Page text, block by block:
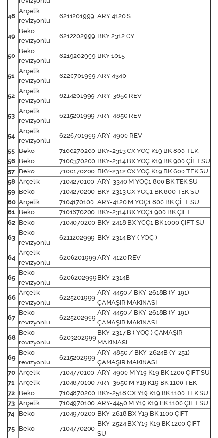
48
Arçelik
revizyonlu
6211201999 ARY 4120 S
49
Beko
revizyonlu
6212202999 BKY 2312 CY
50
Beko
revizyonlu
6219202999 BKY 1015
51
Arçelik
revizyonlu
6220701999 ARY 4340
52
Arçelik
revizyonlu
6214201999 ARY-3650 REV
53
Arçelik
revizyonlu
6215201999 ARY-4850 REV
54
Arçelik
revizyonlu
6226701999 ARY-4900 REV
55 Beko 7100270200 BKY-2313 CX YOÇ K19 BK 800 TEK
56 Beko 7100370200 BKY-2314 BX YOÇ K19 BK 900 ÇİFT SU
57
Beko 7100170200 BKY-2312 CX YOÇ K19 BK 600 TEK SU
58 Arçelik 7104270100 ARY-3340 M YOÇ1 800 BK TEK SU
59 Beko 7104270200 BKY-2313 CX YOÇ1 BK 800 TEK SU
60 Arçelik 7104170100 ARY-4120 M YOÇ1 800 BK ÇİFT SU
61
Beko 7101670200 BKY-2314 BX YOÇ1 900 BK ÇİFT
62 Beko 7104070200 BKY-2418 BX YOÇ1 BK 1000 ÇİFT SU
63
Beko
revizyonlu
6211202999 BKY-2314 BY ( YOÇ )
64
Arçelik
revizyonlu
6206201999 ARY-4120 REV
65
Beko
revizyonlu
6206202999 BKY-2314B
66
Arçelik
revizyonlu
6225201999
ARY-4450 / BKY-2618B (Y-191)
ÇAMAŞIR MAKİNASI
67
Beko
revizyonlu
6225202999
ARY-4450 / BKY-2618B (Y-191)
ÇAMAŞIR MAKİNASI
68
Beko
revizyonlu
6203202999
BKY-2317 B ( YOÇ ) ÇAMAŞIR
MAKİNASI
69
Beko
revizyonlu
6215202999
ARY-4850 / BKY-2624B (Y-251)
ÇAMAŞIR MAKİNASI
70 Arçelik 7104770100 ARY-4900 M Y19 K19 BK 1200 ÇİFT SU
71
Arçelik 7104870100 ARY-3650 M Y19 K19 BK 1100 TEK
72
Beko 7104870200 BKY-2518 CX Y19 K19 BK 1100 TEK SU
73 Arçelik 7104970100 ARY-4450 M Y19 K19 BK 1100 ÇİFT SU
74
Beko 7104970200 BKY-2618 BX Y19 BK 1100 ÇİFT
75 Beko 7104770200
BKY-2524 BX Y19 K19 BK 1200 ÇİFT
SU